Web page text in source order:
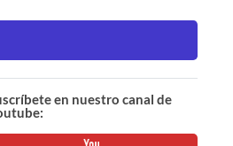
en nuestro canal de